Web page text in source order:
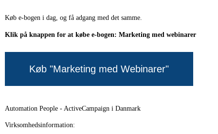
Køb e-bogen i dag, og få adgang med det samme.
Klik på knappen for at købe e-bogen: Marketing med webinarer
Køb "Marketing med Webinarer"
Automation People - ActiveCampaign i Danmark
Virksomhedsinformation: